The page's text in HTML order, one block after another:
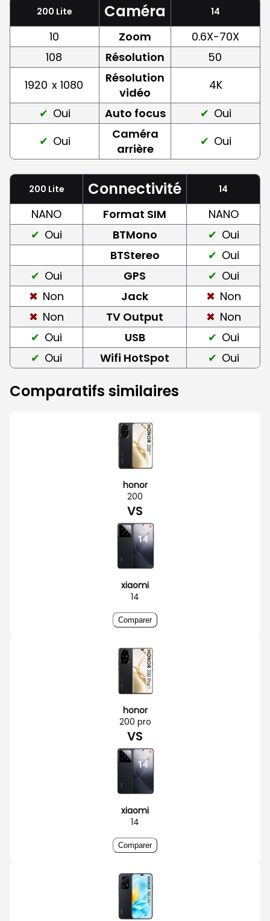
200 Lite Caméra 14
10 Zoom
0.6X-70X
108
Résolution
50
1920 x 1080
Résolution
vidéo
4K
Oui
Auto focus
Oui
Oui
Caméra
arrière
Oui
200 Lite Connectivité 14
NANO Format SIM
NANO
Oui
BTMono
Oui
BTStereo
Oui
Oui
GPS
Oui
Non
Jack
Non
Non
TV Output
Non
Oui
USB
Oui
Oui
Wifi HotSpot Oui
Comparatifs similaires
honor
200
VS
xiaomi
14
Comparer
honor
200 pro
VS
xiaomi
14
Comparer